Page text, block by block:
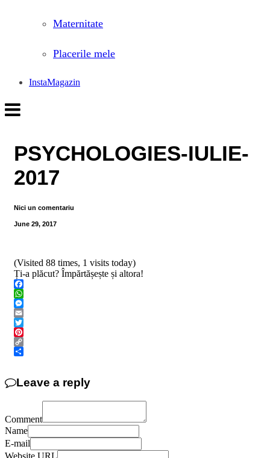
Maternitate
Placerile mele
InstaMagazin
PSYCHOLOGIES-IULIE-
2017
Nici un comentariu
June 29, 2017
(Visited 88 times, 1 visits today)
Ți-a plăcut? Împărtășește și altora!
Facebook
WhatsApp
Messenger
Email
Twitter
Pinterest
Copy
Leave a reply
Comment
Name
E-mail
Website URL